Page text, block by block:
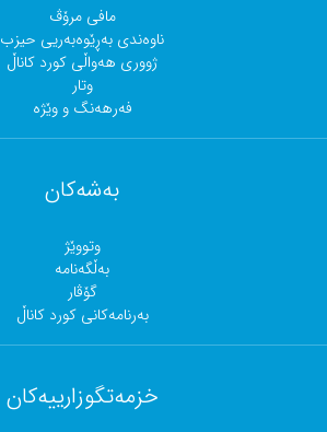
مافی مرۆڤ
ناوەندی بەڕێوەبەریی حیزب
ژووری هەواڵی کورد کاناڵ
وتار
فەرهەنگ و وێژە
بەشەکان
وتووێژ
بەڵگەنامە
گۆڤار
بەرنامەکانی کورد کاناڵ
خزمەتگوزارییەکان